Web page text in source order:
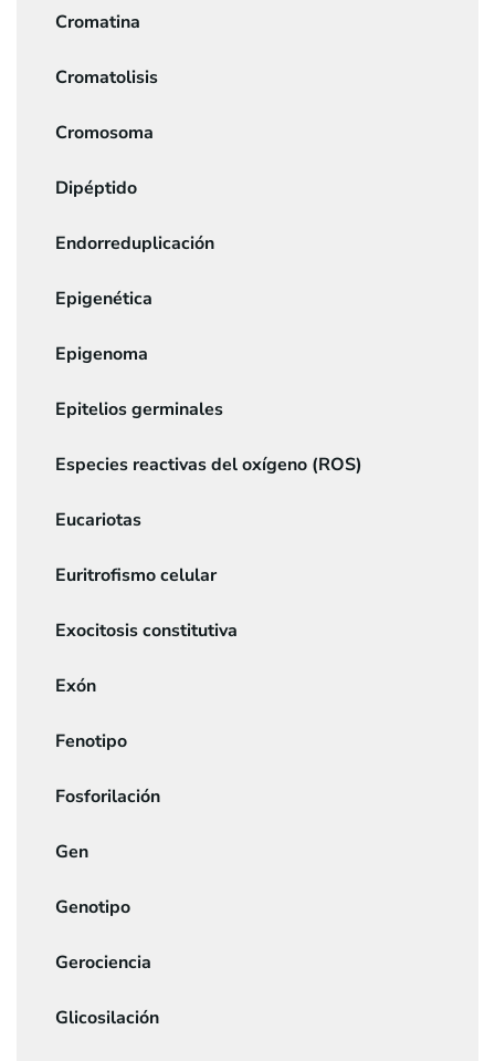
Cromatina
Cromatolisis
Cromosoma
Dipéptido
Endorreduplicación
Epigenética
Epigenoma
Epitelios germinales
Especies reactivas del oxígeno (ROS)
Eucariotas
Euritrofismo celular
Exocitosis constitutiva
Exón
Fenotipo
Fosforilación
Gen
Genotipo
Gerociencia
Glicosilación